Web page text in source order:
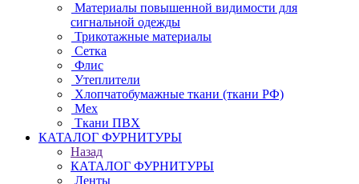
Материалы повышенной видимости для
сигнальной одежды
Трикотажные материалы
Сетка
Флис
Утеплители
Хлопчатобумажные ткани (ткани РФ)
Мех
Ткани ПВХ
КАТАЛОГ ФУРНИТУРЫ
Назад
КАТАЛОГ ФУРНИТУРЫ
Ленты